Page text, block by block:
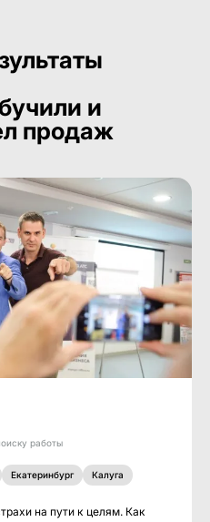
и
продаж
работы
Екатеринбург Калуга
на пути к целям. Как